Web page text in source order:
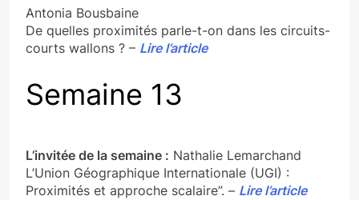
Antonia Bousbaine
De quelles proximités parle-t-on dans les circuits-
courts wallons ? – Lire l’article
Semaine 13
L’invitée de la semaine : Nathalie Lemarchand
L’Union Géographique Internationale (UGI) :
Proximités et approche scalaire”. – Lire l’article